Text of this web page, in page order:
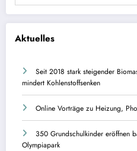
Aktuelles
Seit 2018 stark steigender
mindert Kohlenstoffsenken
Online Vorträge zu Heizung,
350 Grundschulkinder eröffnen
Olympiapark